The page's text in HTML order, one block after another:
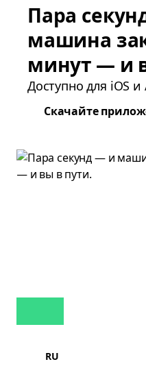
Пара
машина
минут — и
Доступно для iOS
Скачайте
RU